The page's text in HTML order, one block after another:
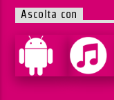
Ascolta con